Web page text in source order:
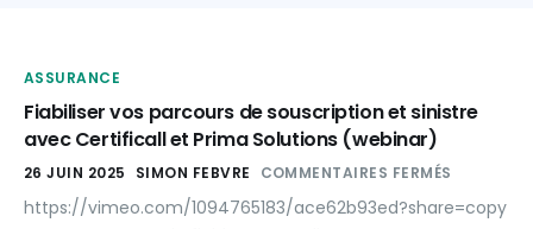
ASSURANCE
Fiabiliser vos parcours de souscription et sinistre
avec Certificall et Prima Solutions (webinar)
26 JUIN 2025 SIMON FEBVRE COMMENTAIRES FERMÉS
https://vimeo.com/1094765183/ace62b93ed?share=copy